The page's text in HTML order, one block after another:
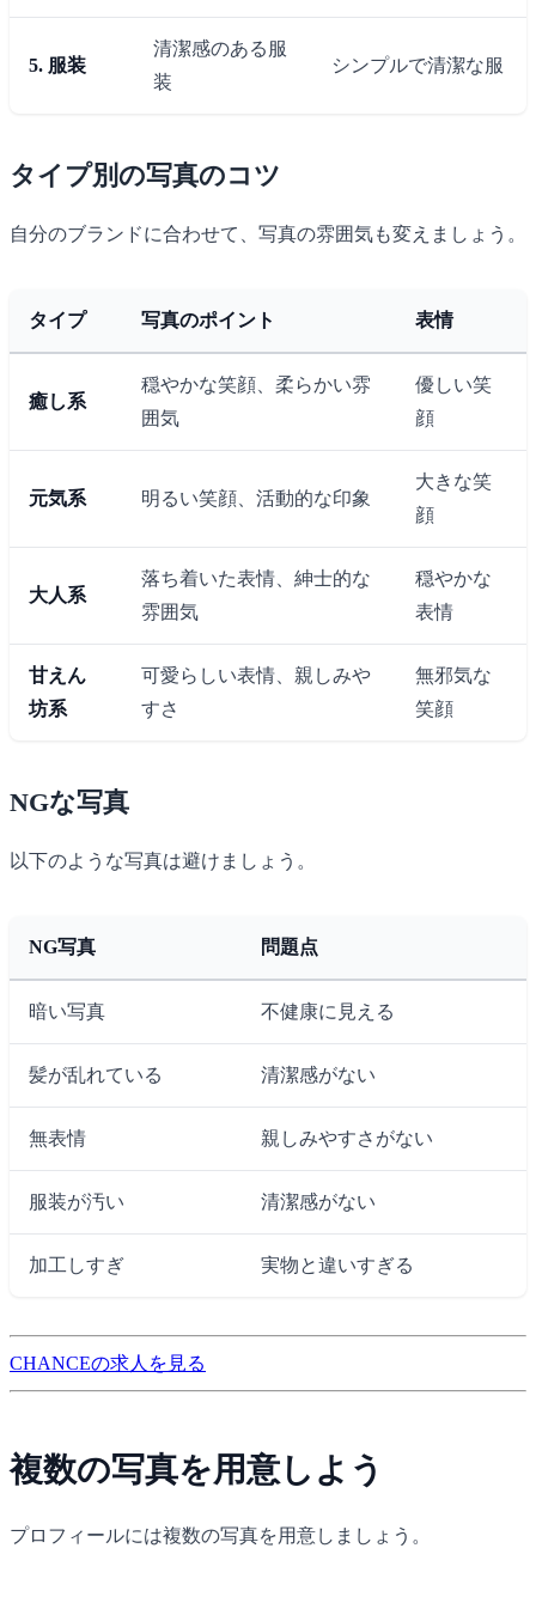
5. 服装
清潔感のある服
装
シンプルで清潔な服
タイプ別の写真のコツ
自分のブランドに合わせて、写真の雰囲気も変えましょう。
タイプ 写真のポイント 表情
癒し系
穏やかな笑顔、柔らかい雰
囲気
優しい笑
顔
元気系 明るい笑顔、活動的な印象
大きな笑
顔
大人系
落ち着いた表情、紳士的な
雰囲気
穏やかな
表情
甘えん
坊系
可愛らしい表情、親しみや
すさ
無邪気な
笑顔
NGな写真
以下のような写真は避けましょう。
NG写真 問題点
暗い写真 不健康に見える
髪が乱れている 清潔感がない
無表情 親しみやすさがない
服装が汚い 清潔感がない
加工しすぎ 実物と違いすぎる
CHANCEの求人を見る
複数の写真を用意しよう
プロフィールには複数の写真を用意しましょう。